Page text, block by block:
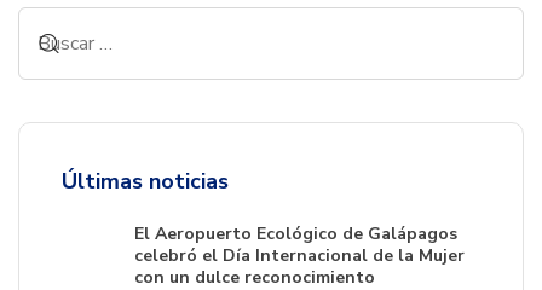
Últimas noticias
El Aeropuerto Ecológico de Galápagos
celebró el Día Internacional de la Mujer
con un dulce reconocimiento